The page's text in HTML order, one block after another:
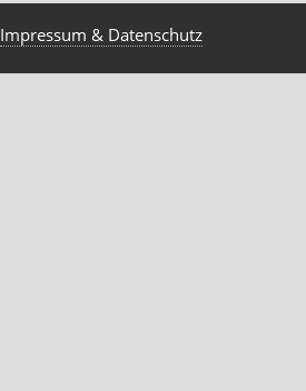
Impressum & Datenschutz